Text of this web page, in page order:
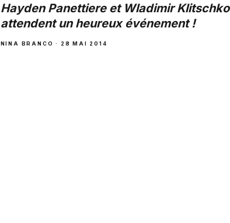
Hayden Panettiere et Wladimir Klitschko
attendent un heureux événement !
NINA BRANCO · 28 MAI 2014